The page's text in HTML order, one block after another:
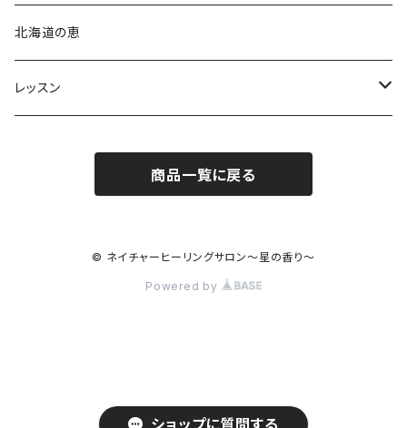
ショップに質問する
占星術アロマテラピー®︎
占星術フラワーエッセンス
北海道の恵
レッスン
木星ワークショップ
アロマテラピーレッスン
アロマテラピーベーシック
商品一覧に戻る
© ネイチャーヒーリングサロン〜星の香り〜
Powered by